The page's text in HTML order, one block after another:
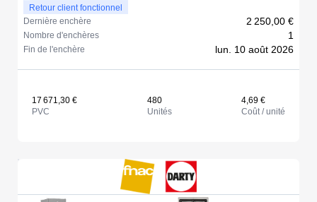
Retour client fonctionnel
Dernière enchère
2 250,00 €
Nombre d'enchères 1
Fin de l'enchère lun. 10 août 2026
17 671,30 €
PVC
480
Unités
4,69 €
Coût / unité